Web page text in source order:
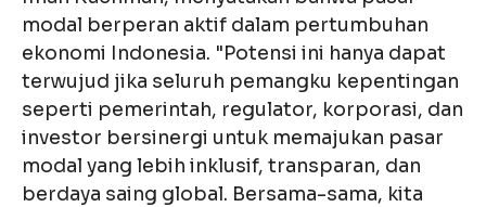
modal berperan aktif dalam pertumbuhan
ekonomi Indonesia. "Potensi ini hanya dapat
terwujud jika seluruh pemangku kepentingan
seperti pemerintah, regulator, korporasi, dan
investor bersinergi untuk memajukan pasar
modal yang lebih inklusif, transparan, dan
berdaya saing global. Bersama-sama, kita